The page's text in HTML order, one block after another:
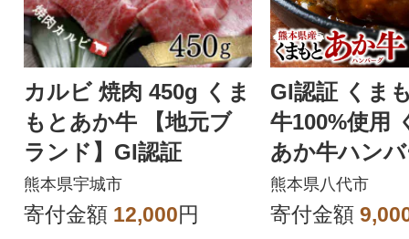
カルビ 焼肉 450g くま
もとあか牛 【地元ブ
ランド】GI認証
熊本県宇城市
寄付金額 12,000円
GI認証 くま
牛100%使用
あか牛ハン
g×6個_229-
熊本県八代市
寄付金額